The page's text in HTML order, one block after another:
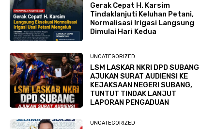
Gerak Cepat H. Karsim
Tindaklanjuti Keluhan Petani,
Normalisasi Irigasi Langsung
Dimulai Hari Kedua
UNCATEGORIZED
LSM LASKAR NKRI DPD SUBANG
AJUKAN SURAT AUDIENSI KE
KEJAKSAAN NEGERI SUBANG,
TUNTUT TINDAK LANJUT
LAPORAN PENGADUAN
UNCATEGORIZED